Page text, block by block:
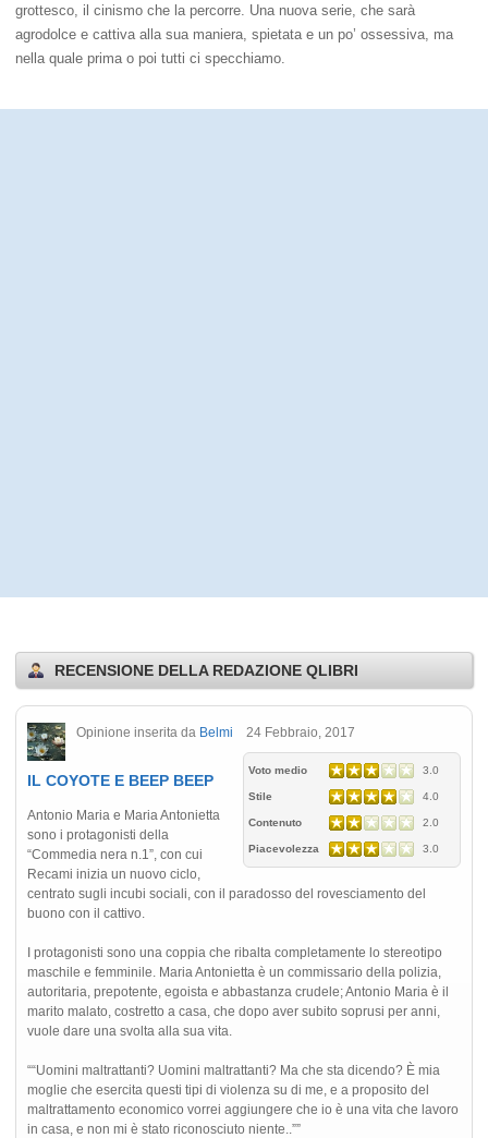
grottesco, il cinismo che la percorre. Una nuova serie, che sarà
agrodolce e cattiva alla sua maniera, spietata e un po’ ossessiva, ma
nella quale prima o poi tutti ci specchiamo.
RECENSIONE DELLA REDAZIONE QLIBRI
Opinione inserita da Belmi 24 Febbraio, 2017
Voto medio 3.0
Stile 4.0
Contenuto 2.0
Piacevolezza 3.0
IL COYOTE E BEEP BEEP
Antonio Maria e Maria Antonietta
sono i protagonisti della
“Commedia nera n.1”, con cui
Recami inizia un nuovo ciclo,
centrato sugli incubi sociali, con il paradosso del rovesciamento del
buono con il cattivo.
I protagonisti sono una coppia che ribalta completamente lo stereotipo
maschile e femminile. Maria Antonietta è un commissario della polizia,
autoritaria, prepotente, egoista e abbastanza crudele; Antonio Maria è il
marito malato, costretto a casa, che dopo aver subito soprusi per anni,
vuole dare una svolta alla sua vita.
““Uomini maltrattanti? Uomini maltrattanti? Ma che sta dicendo? È mia
moglie che esercita questi tipi di violenza su di me, e a proposito del
maltrattamento economico vorrei aggiungere che io è una vita che lavoro
in casa, e non mi è stato riconosciuto niente..””